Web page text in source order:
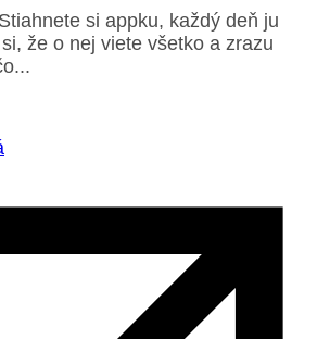
si appku, každý deň ju
že o nej viete všetko a zrazu